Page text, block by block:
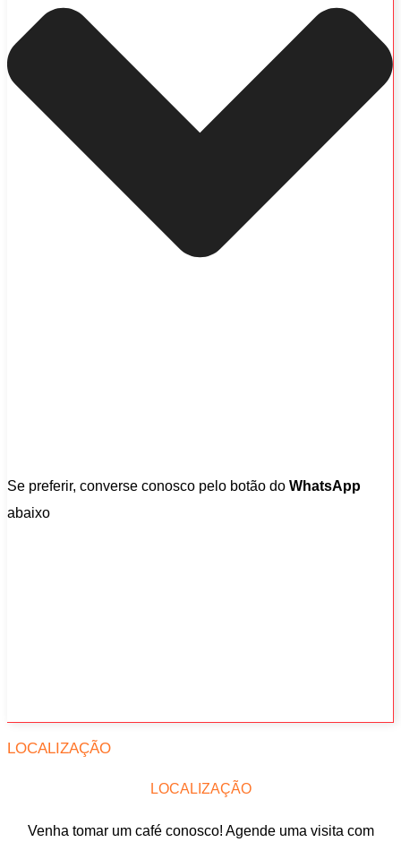
Se preferir, converse conosco pelo botão do WhatsApp
abaixo
LOCALIZAÇÃO
LOCALIZAÇÃO
Venha tomar um café conosco! Agende uma visita com